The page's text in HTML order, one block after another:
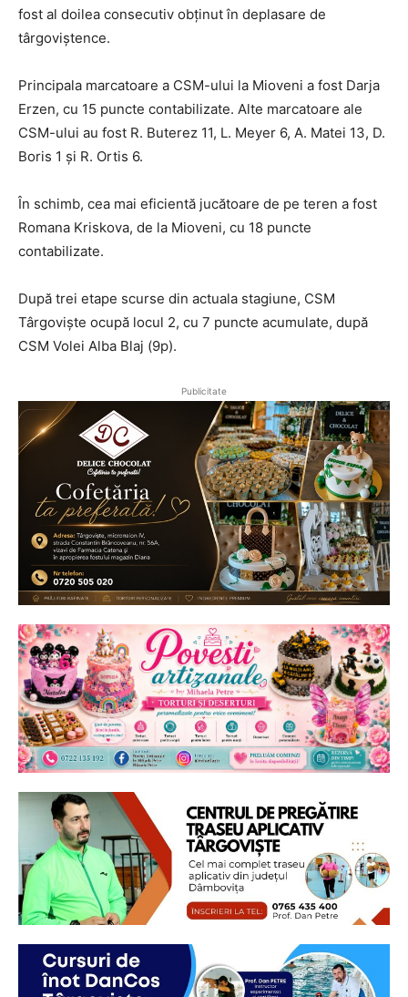
fost al doilea consecutiv obținut în deplasare de
târgoviștence.
Principala marcatoare a CSM-ului la Mioveni a fost Darja
Erzen, cu 15 puncte contabilizate. Alte marcatoare ale
CSM-ului au fost R. Buterez 11, L. Meyer 6, A. Matei 13, D.
Boris 1 și R. Ortis 6.
În schimb, cea mai eficientă jucătoare de pe teren a fost
Romana Kriskova, de la Mioveni, cu 18 puncte
contabilizate.
După trei etape scurse din actuala stagiune, CSM
Târgoviște ocupă locul 2, cu 7 puncte acumulate, după
CSM Volei Alba Blaj (9p).
Publicitate